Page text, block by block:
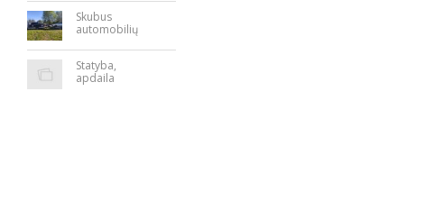
Skubus
automobilių
Statyba,
apdaila